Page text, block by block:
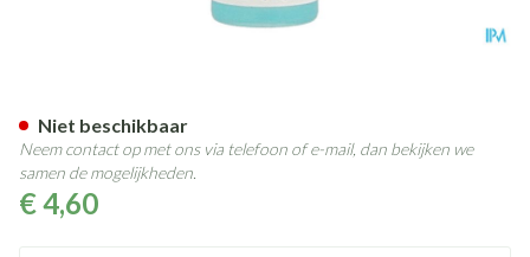
€ 4,60
Niet beschikbaar
Neem contact op met ons via telefoon of e-mail, dan bekijken we
samen de mogelijkheden.